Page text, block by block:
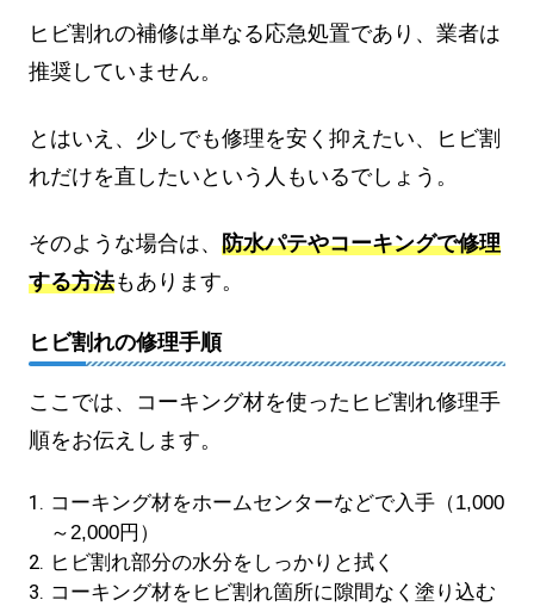
ヒビ割れの補修は単なる応急処置であり、業者は
推奨していません。
とはいえ、少しでも修理を安く抑えたい、ヒビ割
れだけを直したいという人もいるでしょう。
そのような場合は、 防水パテやコーキングで修理
する方法もあります。
ヒビ割れの修理手順
ここでは、コーキング材を使ったヒビ割れ修理手
順をお伝えします。
コーキング材をホームセンターなどで入手（1,000
～2,000円）
ヒビ割れ部分の水分をしっかりと拭く
コーキング材をヒビ割れ箇所に隙間なく塗り込む